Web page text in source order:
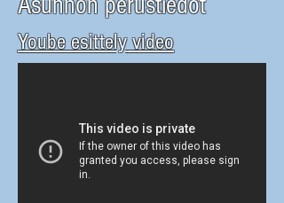
Yoube esittely video